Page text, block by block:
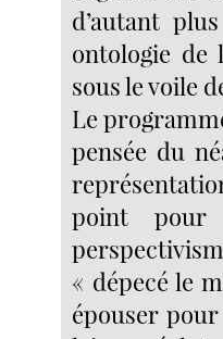
d’autant
ontologie de
sous le voile
Le
pensée du
point
« dépecé le
épouser